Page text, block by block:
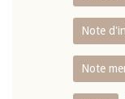
Note
Note